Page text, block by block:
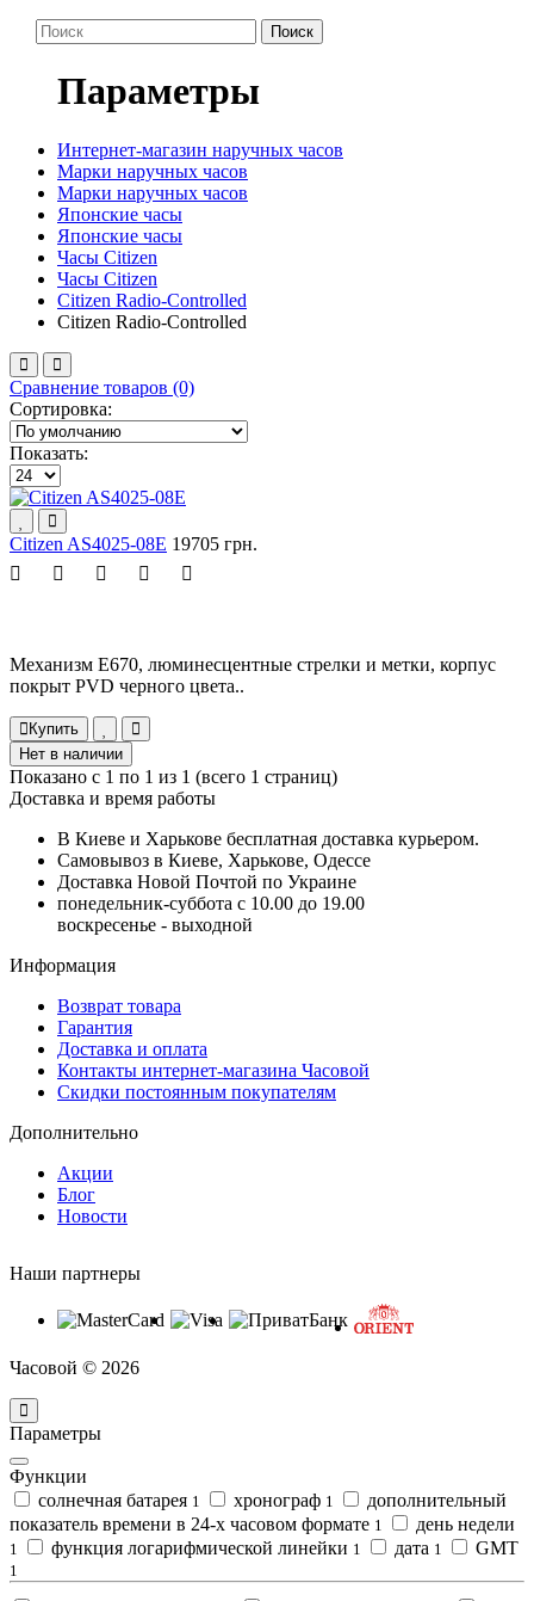
Поиск
Параметры
Интернет-магазин наручных часов
Марки наручных часов
Марки наручных часов
Японские часы
Японские часы
Часы Citizen
Часы Citizen
Citizen Radio-Controlled
Citizen Radio-Controlled
Сравнение товаров (0)
Сортировка:
Показать:
Citizen AS4025-08E 19705 грн.
Механизм E670, люминесцентные стрелки и метки, корпус
покрыт PVD черного цвета..
Купить
Нет в наличии
Показано с 1 по 1 из 1 (всего 1 страниц)
Доставка и время работы
В Киеве и Харькове бесплатная доставка курьером.
Самовывоз в Киеве, Харькове, Одессе
Доставка Новой Почтой по Украине
понедельник-суббота с 10.00 до 19.00
воскресенье - выходной
Информация
Возврат товара
Гарантия
Доставка и оплата
Контакты интернет-магазина Часовой
Скидки постоянным покупателям
Дополнительно
Акции
Блог
Новости
Наши партнеры
Часовой © 2026
Параметры
Функции
солнечная батарея 1 хронограф 1
дополнительный
показатель времени в 24-х часовом формате 1 день недели
1 функция логарифмической линейки 1 дата 1 GMT
1